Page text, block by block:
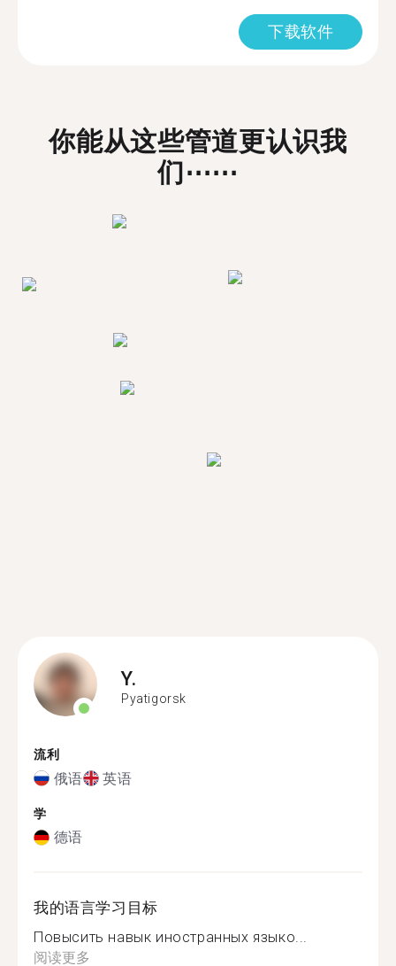
下载软件
你能从这些管道更认识我
们⋯⋯
Y.
Pyatigorsk
流利
俄语 英语
学
德语
我的语言学习目标
Повысить навык иностранных языко...
阅读更多